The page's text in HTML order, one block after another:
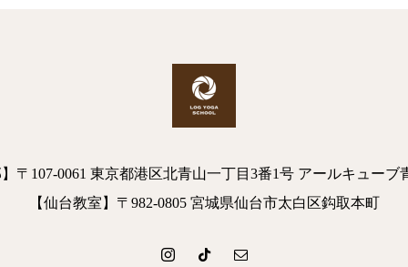
〒107-0061 東京都港区北青山一丁目3番1号 アールキューブ
【仙台教室】〒982-0805 宮城県仙台市太白区鈎取本町